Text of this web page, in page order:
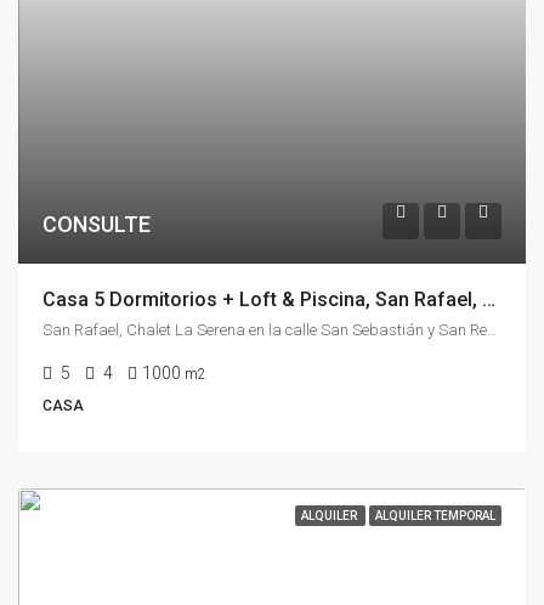
CONSULTE
Casa 5 Dormitorios + Loft & Piscina, San Rafael, Punta Del Este, En Alquiler Temporal
San Rafael, Chalet La Serena en la calle San Sebastián y San Remo
5 4 1000 m2
CASA
ALQUILER ALQUILER TEMPORAL